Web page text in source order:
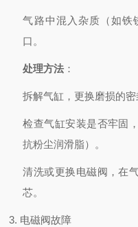
气路中混入杂质（如铁
口。
处理方法 ：
拆解气缸，更换磨损的密
检查气缸安装是否牢固
抗粉尘润滑脂）。
清洗或更换电磁阀，在
芯。
3. 电磁阀故障